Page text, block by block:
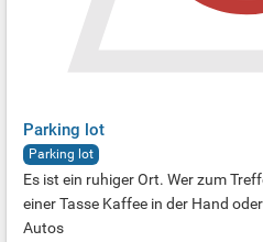
Parking lot
Parking lot
Es ist ein ruhiger Ort. Wer zum
einer Tasse Kaffee in der Hand
Autos